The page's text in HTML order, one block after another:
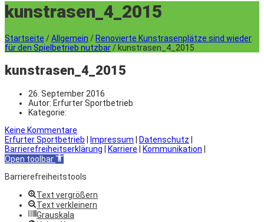
kunstrasen_4_2015
Startseite /Allgemein / Renovierte Kunstrasenplätze sind wieder
für den Spielbetrieb nutzbar/ kunstrasen_4_2015
kunstrasen_4_2015
26. September 2016
Autor: Erfurter Sportbetrieb
Kategorie:
Keine Kommentare
Erfurter Sportbetrieb
Impressum Datenschutz
Barrierefreiheitserklärung
Karriere Kommunikation
Open toolbar
Barrierefreiheitstools
Text vergrößern
Text verkleinern
Grauskala